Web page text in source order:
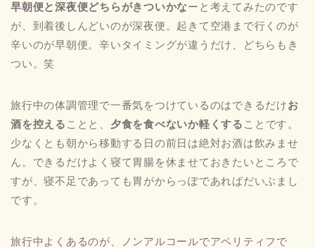
早朝便と深夜便どちらがきついかなーと考えてみたのです
が、到着後しんどいのが深夜便。起きて空港まで行くのが
辛いのが早朝便。辛いタイミングが違うだけ、どちらもき
つい。笑
旅行中の体調管理で一番気をつけているのはできるだけお
酒を控える ことと、 夕食を食べないか軽くする ことです。
少なくとも朝から移動する日の前日は絶対お酒は飲みませ
ん。できるだけよく寝て胃腸を休ませておきたいところで
すが、寝不足であっても胃がからっぽであればだいぶまし
です。
旅行中よくあるのが、ノンアルコールでアペリティフで